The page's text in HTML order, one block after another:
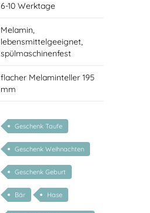
6-10 Werktage
Melamin,
lebensmittelgeeignet,
spülmaschinenfest
flacher Melaminteller 195
mm
Geschenk Taufe
Geschenk Weihnachten
Geschenk Geburt
Bär Hase